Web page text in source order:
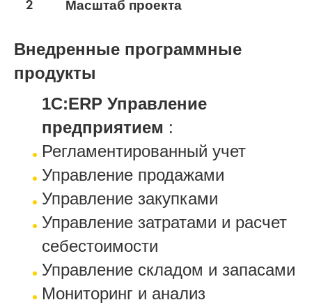
2 Масштаб проекта
Внедренные программные
продукты
1С:ERP Управление
предприятием :
Регламентированный учет
Управление продажами
Управление закупками
Управление затратами и расчет
себестоимости
Управление складом и запасами
Мониторинг и анализ